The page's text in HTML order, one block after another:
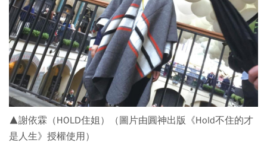
▲謝依霖（HOLD住姐）（圖片由圓神出版《Hold不住的才
是人生》授權使用）